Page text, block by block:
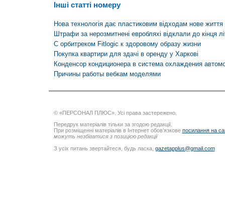
Інші статті номеру
Нова технологія дає пластиковим відходам нове життя
Штрафи за нерозмитнені евробляхі відклали до кінця
С орбитреком Fitlogic к здоровому образу жизни
Покупка квартири для здачі в оренду у Харкові
Конденсор кондиционера в система охлаждения
Причины работы вебкам моделями
© «ПЕРСОНАЛ ПЛЮС». Усі права застережено.
Передрук матеріалів тільки за згодою редакції.
При розміщенні матеріалів в Інтернет обов’язкове посилання на
можуть незбігатися з позицією редакції
З усіх питань звертайтеся, будь ласка, gazetapplus@gmail.com